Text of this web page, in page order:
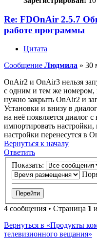
Re: FDOnAir 2.5.7
работе программы
Цитата
Сообщение Людмила » 30
OnAir2 и OnAir3 нельзя
с одним и тем же номером,
нужно закрыть OnAir2 и
Установки и внизу в
на неё появляется диалог
импортировать
настройки перенесутся в
Вернуться к началу
Ответить
Показать:
4 сообщения • Страница 1
Вернуться в «Продукты
телевизионного вещания»